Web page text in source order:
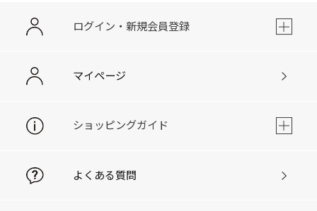
ログイン・新規会員登録
マイページ
ショッピングガイド
よくある質問